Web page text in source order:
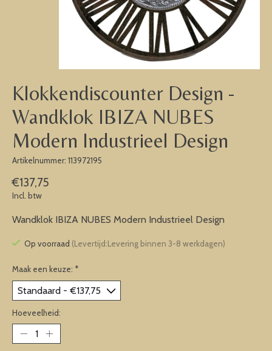
Klokkendiscounter Design -
Wandklok IBIZA NUBES
Modern Industrieel Design
Artikelnummer: 113972195
€137,75
Incl. btw
Wandklok IBIZA NUBES Modern Industrieel Design
Op voorraad (Levertijd:Levering binnen 3-8 werkdagen)
Maak een keuze: *
Hoeveelheid: